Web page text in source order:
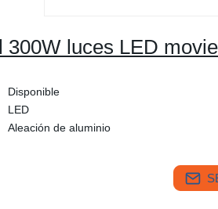
300W luces LED
Disponible
LED
Aleación de aluminio